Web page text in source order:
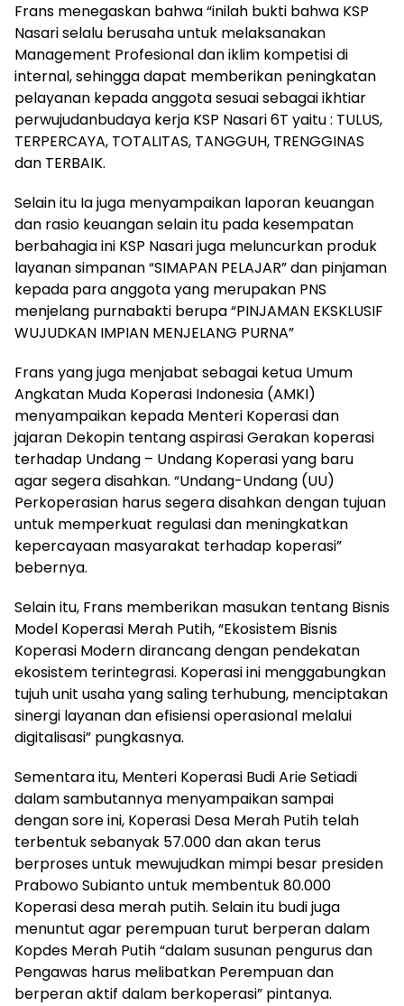
Frans menegaskan bahwa “inilah bukti bahwa KSP
Nasari selalu berusaha untuk melaksanakan
Management Profesional dan iklim kompetisi di
internal, sehingga dapat memberikan peningkatan
pelayanan kepada anggota sesuai sebagai ikhtiar
perwujudanbudaya kerja KSP Nasari 6T yaitu : TULUS,
TERPERCAYA, TOTALITAS, TANGGUH, TRENGGINAS
dan TERBAIK.
Selain itu Ia juga menyampaikan laporan keuangan
dan rasio keuangan selain itu pada kesempatan
berbahagia ini KSP Nasari juga meluncurkan produk
layanan simpanan “SIMAPAN PELAJAR” dan pinjaman
kepada para anggota yang merupakan PNS
menjelang purnabakti berupa “PINJAMAN EKSKLUSIF
WUJUDKAN IMPIAN MENJELANG PURNA”
Frans yang juga menjabat sebagai ketua Umum
Angkatan Muda Koperasi Indonesia (AMKI)
menyampaikan kepada Menteri Koperasi dan
jajaran Dekopin tentang aspirasi Gerakan koperasi
terhadap Undang – Undang Koperasi yang baru
agar segera disahkan. “Undang-Undang (UU)
Perkoperasian harus segera disahkan dengan tujuan
untuk memperkuat regulasi dan meningkatkan
kepercayaan masyarakat terhadap koperasi”
bebernya.
Selain itu, Frans memberikan masukan tentang Bisnis
Model Koperasi Merah Putih, “Ekosistem Bisnis
Koperasi Modern dirancang dengan pendekatan
ekosistem terintegrasi. Koperasi ini menggabungkan
tujuh unit usaha yang saling terhubung, menciptakan
sinergi layanan dan efisiensi operasional melalui
digitalisasi” pungkasnya.
Sementara itu, Menteri Koperasi Budi Arie Setiadi
dalam sambutannya menyampaikan sampai
dengan sore ini, Koperasi Desa Merah Putih telah
terbentuk sebanyak 57.000 dan akan terus
berproses untuk mewujudkan mimpi besar presiden
Prabowo Subianto untuk membentuk 80.000
Koperasi desa merah putih. Selain itu budi juga
menuntut agar perempuan turut berperan dalam
Kopdes Merah Putih “dalam susunan pengurus dan
Pengawas harus melibatkan Perempuan dan
berperan aktif dalam berkoperasi” pintanya.